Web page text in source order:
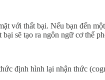
với thất bại. Nếu bạn đến
sẽ tạo ra ngôn ngữ cơ thể
định hình lại nhận thức